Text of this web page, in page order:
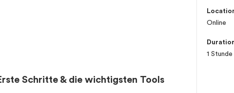
Schritte & die wichtigsten Tools
Online
1 Stunde